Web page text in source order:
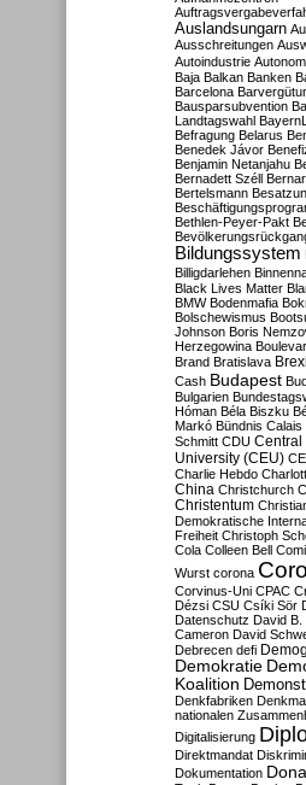
Auslandsungarn
Ausschreitungen
Autoindustrie
Baja Balkan Banken
Barcelona
Bausparsubvention
Landtagswahl
Befragung Belarus
Benedek Jávor
Benjamin Netanjahu
Bernadett Széll
Bertelsmann
Bethlen-Peyer-Pakt
Bildungssystem
Billigdarlehen
Black Lives Matter
BMW Bodenmafia
Bolschewismus
Johnson Boris
Herzegowina
Brand Bratislava
Cash Budapest
Bulgarien
Hóman Béla Biszku
Markó Bündnis Calais
Schmitt CDU Central
University (CEU)
Charlie Hebdo
China Christchurch
Christentum
Demokratische
Freiheit Christoph
Cola Colleen Bell
Wurst corona
Corvinus-Uni CPAC
Dézsi CSU Csíki Sör
Datenschutz David B.
Cameron David
Debrecen defi
Demokratie
Koalition
Denkfabriken
nationalen
Digitalisierung
Direktmandat
Dokumentation